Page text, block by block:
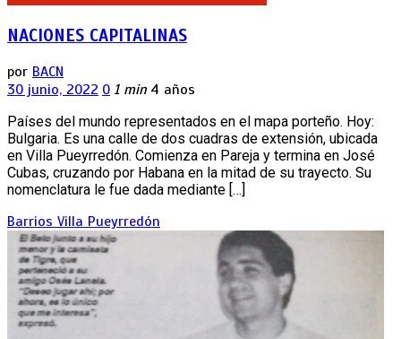
NACIONES CAPITALINAS
por BACN
30 junio, 2022 0 1 min 4 años
Países del mundo representados en el mapa porteño. Hoy:
Bulgaria. Es una calle de dos cuadras de extensión, ubicada
en Villa Pueyrredón. Comienza en Pareja y termina en José
Cubas, cruzando por Habana en la mitad de su trayecto. Su
nomenclatura le fue dada mediante […]
Barrios Villa Pueyrredón